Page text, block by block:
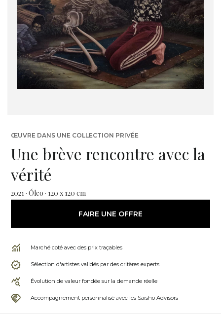
ŒUVRE DANS UNE COLLECTION PRIVÉE
Une brève rencontre avec la
vérité
2021 · Óleo · 120 x 120 cm
FAIRE UNE OFFRE
Marché coté avec des prix traçables
Sélection d'artistes validés par des critères experts
Évolution de valeur fondée sur la demande réelle
Accompagnement personnalisé avec les Saisho Advisors